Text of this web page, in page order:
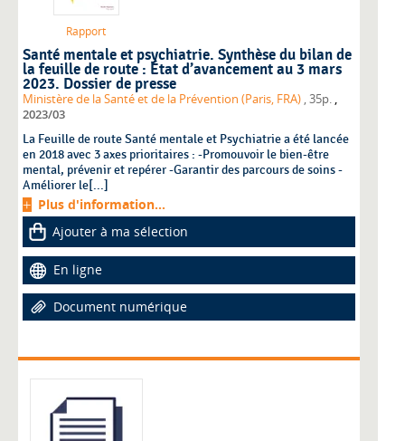
Rapport
Santé mentale et psychiatrie. Synthèse du bilan de
la feuille de route : État d’avancement au 3 mars
2023. Dossier de presse
Ministère de la Santé et de la Prévention (Paris, FRA) , 35p. ,
2023/03
La Feuille de route Santé mentale et Psychiatrie a été lancée
en 2018 avec 3 axes prioritaires : -Promouvoir le bien-être
mental, prévenir et repérer -Garantir des parcours de soins -
Améliorer le[...]
Plus d'information...
Ajouter à ma sélection
En ligne
Document numérique